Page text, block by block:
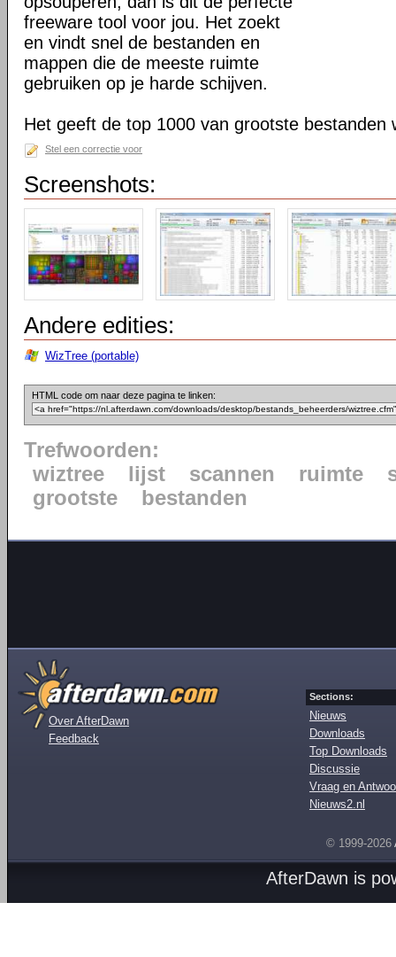
freeware tool voor jou. Het zoekt
en vindt snel de bestanden en
mappen die de meeste ruimte
gebruiken op je harde schijven.
Het geeft de top 1000 van grootste bestanden
Stel een correctie voor
Screenshots:
Andere edities:
WizTree (portable)
HTML code om naar deze pagina te linken:
Trefwoorden:
wiztree
lijst scannen ruimte
grootste
bestanden
Over AfterDawn
Feedback
Sections:
Nieuws
Downloads
Top Downloads
Discussie
Vraag en
Nieuws2.nl
© 1999-2026
AfterDawn is